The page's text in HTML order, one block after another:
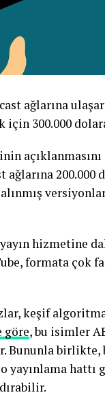
ağlarına
300.000
ağlarına
hizmetine
formata çok
keşif
göre, bu isimler
Bununla
yayınlama